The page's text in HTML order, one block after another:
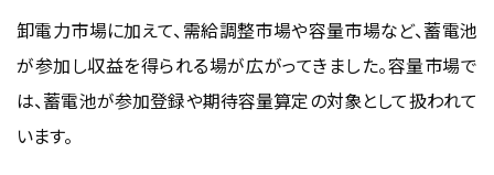
卸電力市場に加えて、需給調整市場や容量市場など、蓄電池
が参加し収益を得られる場が広がってきました。容量市場で
は、蓄電池が参加登録や期待容量算定の対象として扱われて
います。